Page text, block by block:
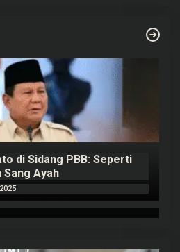
di Sidang PBB: Seperti
Ayah